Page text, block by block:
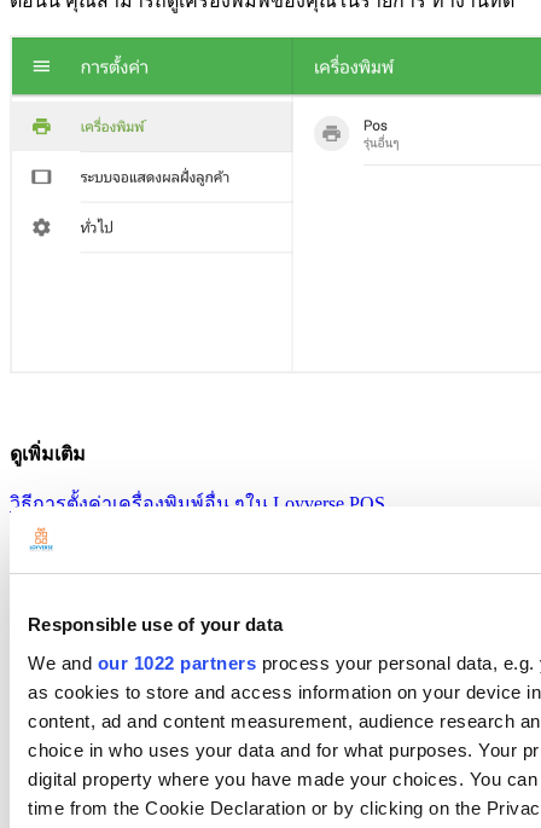
Responsible use of your data
We and our 1022 partners process your personal data,
as cookies to store and access information on your device
content, ad and content measurement, audience research
choice in who uses your data and for what purposes. Your
digital property where you have made your choices. You
time from the Cookie Declaration or by clicking on the
ดูเพิ่มเติม
วิธีการตั้งค่าเครื่องพิมพ์อื่น ๆใน Loyverse POS
วิธีการตั้งค่าเครื่องพิมพ์อีเทอร์เน็ตใน Loyverse POS
Show — หัวข้อ Hide — หัวข้อ
มาเริ่มต้นกัน
ขาย
รายการสินค้า
การจัดการสินค้าคงคลัง
พนักงาน